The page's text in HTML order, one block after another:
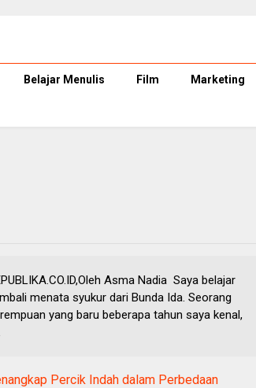
Belajar Menulis Film Marketing
Asma Nadia Saya belajar
menata syukur dari Bunda Ida. Seorang
yang baru beberapa tahun saya kenal,
Percik Indah dalam Perbedaan